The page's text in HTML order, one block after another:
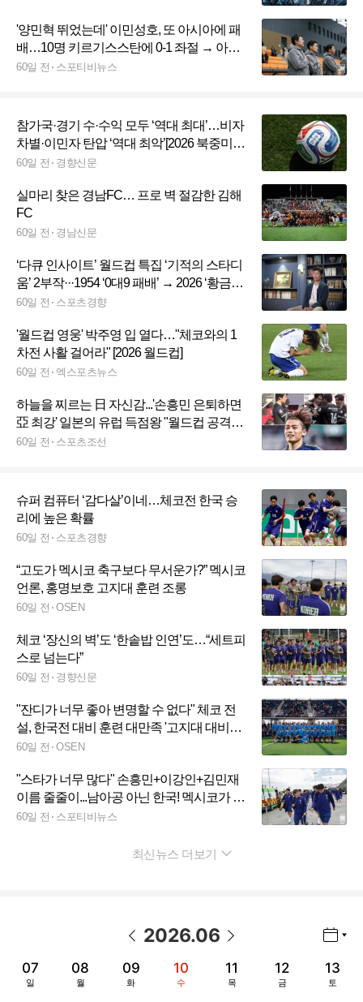
'양민혁 뛰었는데' 이민성호, 또 아시아에 패
배…10명 키르기스스탄에 0-1 좌절 → 아시
아에 너무 많이 진다
60일 전 스포티비뉴스
참가국·경기 수·수익 모두 ‘역대 최대’…비자
차별·이민자 탄압 ‘역대 최악’[2026 북중미
월드컵]
60일 전 경향신문
실마리 찾은 경남FC… 프로 벽 절감한 김해
FC
60일 전 경남신문
‘다큐 인사이트’ 월드컵 특집 ‘기적의 스타디
움’ 2부작···1954 ‘0대9 패배’ → 2026 ‘황금세
대’
60일 전 스포츠경향
'월드컵 영웅' 박주영 입 열다…"체코와의 1
차전 사활 걸어라" [2026 월드컵]
60일 전 엑스포츠뉴스
하늘을 찌르는 日 자신감...'손흥민 은퇴하면
亞 최강' 일본의 유럽 득점왕 "월드컵 공격수
A랭크", 조규성은 C등급, 루카쿠-히메네스
60일 전 스포츠조선
슈퍼 컴퓨터 ‘감다살’이네…체코전 한국 승
리에 높은 확률
60일 전 스포츠경향
“고도가 멕시코 축구보다 무서운가?” 멕시코
언론, 홍명보호 고지대 훈련 조롱
60일 전 OSEN
체코 ‘장신의 벽’도 ‘한솥밥 인연’도…“세트피
스로 넘는다”
60일 전 경향신문
"잔디가 너무 좋아 변명할 수 없다" 체코 전
설, 한국전 대비 훈련 대만족 '고지대 대비?
히트 트레이닝으로'
60일 전 OSEN
"스타가 너무 많다" 손흥민+이강인+김민재
이름 줄줄이...남아공 아닌 한국! 멕시코가 가
장 신경 쓰는 상대 등극
60일 전 스포티비뉴스
최신뉴스 더보기
2026.06
07
일
08
월
09
화
10
수
11
목
12
금
13
토